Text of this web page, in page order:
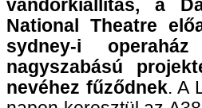
vándorkiállítás, a
National Theatre
sydney-i
nagyszabású
nevéhez fűződnek. A